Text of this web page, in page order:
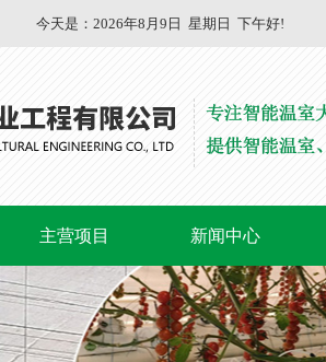
今天是： 2026年8月9日 星期日 下午好!
主营项目 新闻中心